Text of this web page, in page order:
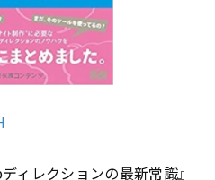
ィレクションの最新常識』